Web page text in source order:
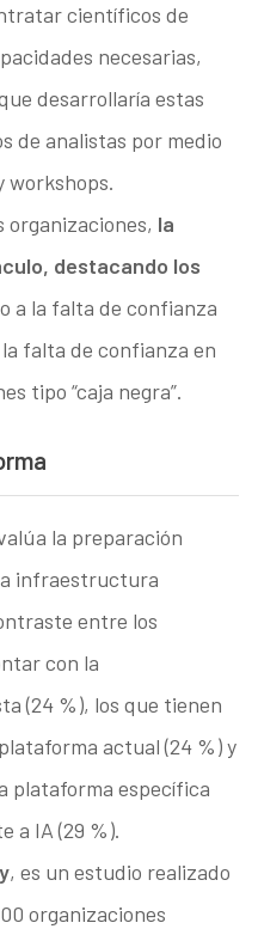
científicos de
necesarias,
desarrollaría estas
de analistas por medio
workshops.
organizaciones, la
destacando los
a la falta de confianza
falta de confianza en
tipo “caja negra”.
la preparación
infraestructura
entre los
con la
(24 %), los que tienen
actual (24 %) y
plataforma específica
a IA (29 %).
, es un estudio realizado
organizaciones